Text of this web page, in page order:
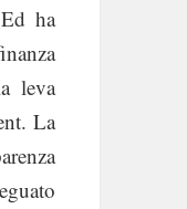
ha
leva
La